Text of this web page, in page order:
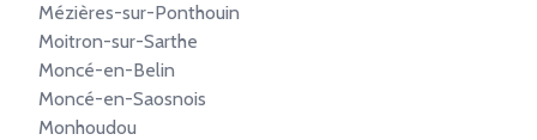
Mézières-sur-Ponthouin
Moitron-sur-Sarthe
Moncé-en-Belin
Moncé-en-Saosnois
Monhoudou